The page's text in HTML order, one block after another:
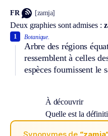
FR [zamja]
Deux graphies sont admises :
Botanique.
Arbre des régions
ressemblent à celles
espèces fournissent le
1
À découvrir
Quelle est la